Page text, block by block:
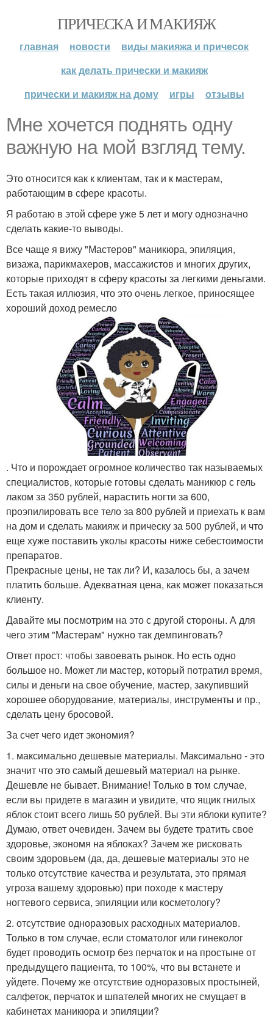
ПРИЧЕСКА И МАКИЯЖ
главная новости
виды макияжа и причесок
как делать прически и макияж
прически и макияж на дому
игры отзывы
Мне хочется поднять одну
важную на мой взгляд тему.
Это относится как к клиентам, так и к мастерам,
работающим в сфере красоты.
Я работаю в этой сфере уже 5 лет и могу однозначно
сделать какие-то выводы.
Все чаще я вижу "Мастеров" маникюра, эпиляция,
визажа, парикмахеров, массажистов и многих других,
которые приходят в сферу красоты за легкими деньгами.
Есть такая иллюзия, что это очень легкое, приносящее
хороший доход ремесло
. Что и порождает огромное количество так называемых
специалистов, которые готовы сделать маникюр с гель
лаком за 350 рублей, нарастить ногти за 600,
проэпилировать все тело за 800 рублей и приехать к вам
на дом и сделать макияж и прическу за 500 рублей, и что
еще хуже поставить уколы красоты ниже себестоимости
препаратов.
Прекрасные цены, не так ли? И, казалось бы, а зачем
платить больше. Адекватная цена, как может показаться
клиенту.
Давайте мы посмотрим на это с другой стороны. А для
чего этим "Мастерам" нужно так демпинговать?
Ответ прост: чтобы завоевать рынок. Но есть одно
большое но. Может ли мастер, который потратил время,
силы и деньги на свое обучение, мастер, закупивший
хорошее оборудование, материалы, инструменты и пр.,
сделать цену бросовой.
За счет чего идет экономия?
1. максимально дешевые материалы. Максимально - это
значит что это самый дешевый материал на рынке.
Дешевле не бывает. Внимание! Только в том случае,
если вы придете в магазин и увидите, что ящик гнилых
яблок стоит всего лишь 50 рублей. Вы эти яблоки купите?
Думаю, ответ очевиден. Зачем вы будете тратить свое
здоровье, экономя на яблоках? Зачем же рисковать
своим здоровьем (да, да, дешевые материалы это не
только отсутствие качества и результата, это прямая
угроза вашему здоровью) при походе к мастеру
ногтевого сервиса, эпиляции или косметологу?
2. отсутствие одноразовых расходных материалов.
Только в том случае, если стоматолог или гинеколог
будет проводить осмотр без перчаток и на простыне от
предыдущего пациента, то 100%, что вы встанете и
уйдете. Почему же отсутствие одноразовых простыней,
салфеток, перчаток и шпателей многих не смущает в
кабинетах маникюра и эпиляции?